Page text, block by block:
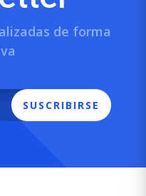
de forma
SUSCRIBIRSE